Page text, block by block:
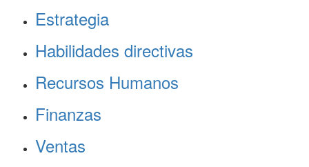
Estrategia
Habilidades directivas
Recursos Humanos
Finanzas
Ventas